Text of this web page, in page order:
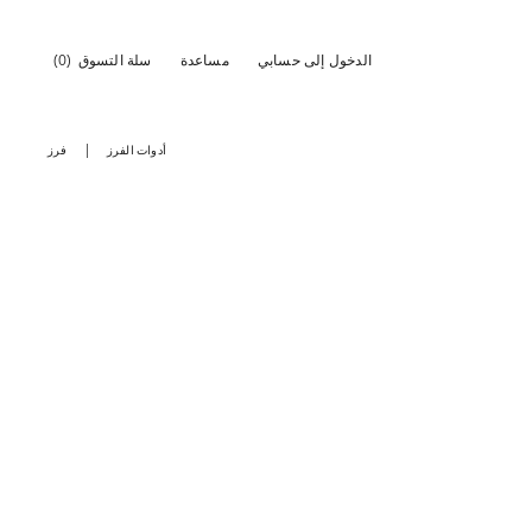
الدخول إلى حسابي مساعدة سلة التسوق (0)
أدوات الفرز فرز